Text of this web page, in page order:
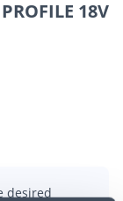
18V
desired